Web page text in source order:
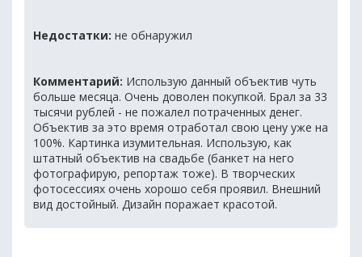
Недостатки: не обнаружил
Комментарий: Использую данный объектив чуть
больше месяца. Очень доволен покупкой. Брал за 33
тысячи рублей - не пожалел потраченных денег.
Объектив за это время отработал свою цену уже на
100%. Картинка изумительная. Использую, как
штатный объектив на свадьбе (банкет на него
фотографирую, репортаж тоже). В творческих
фотосессиях очень хорошо себя проявил. Внешний
вид достойный. Дизайн поражает красотой.